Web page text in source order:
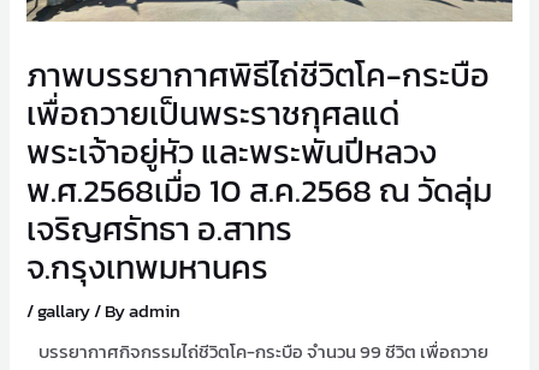
ภาพบรรยากาศพิธีไถ่ชีวิตโค-กระบือ
เพื่อถวายเป็นพระราชกุศลแด่
พระเจ้าอยู่หัว และพระพันปีหลวง
พ.ศ.2568เมื่อ 10 ส.ค.2568 ณ วัดลุ่ม
เจริญศรัทธา อ.สาทร
จ.กรุงเทพมหานคร
/gallary/ Byadmin
บรรยากาศกิจกรรมไถ่ชีวิตโค-กระบือ จำนวน 99 ชีวิต เพื่อถวาย